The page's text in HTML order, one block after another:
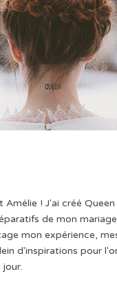
Amélie ! J'ai créé
de mon
mon expérience,
d'inspirations pour